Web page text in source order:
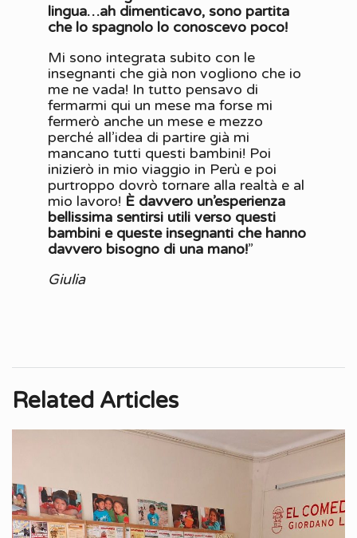
lingua…ah dimenticavo, sono partita
che lo spagnolo lo conoscevo poco!
Mi sono integrata subito con le
insegnanti che già non vogliono che io
me ne vada! In tutto pensavo di
fermarmi qui un mese ma forse mi
fermerò anche un mese e mezzo
perché all’idea di partire già mi
mancano tutti questi bambini! Poi
inizierò in mio viaggio in Perù e poi
purtroppo dovrò tornare alla realtà e al
mio lavoro! È davvero un’esperienza
bellissima sentirsi utili verso questi
bambini e queste insegnanti che hanno
davvero bisogno di una mano!”
Giulia
Related Articles